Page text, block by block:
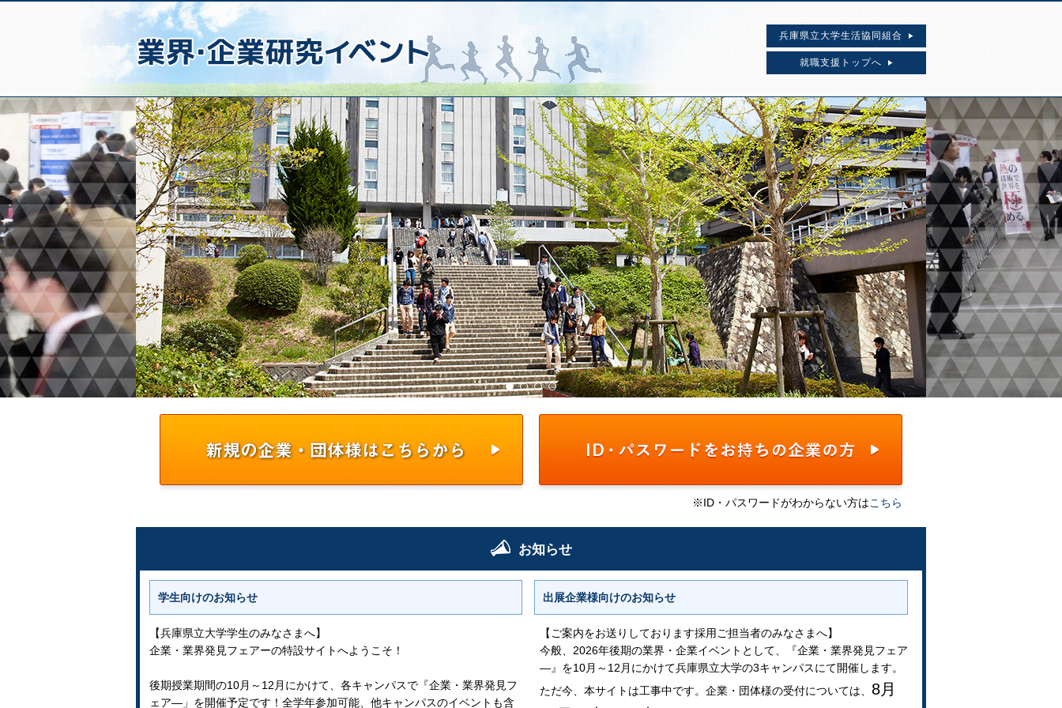
兵庫県立大学生活協同組合
就職支援トップへ
※ID・パスワードがわからない方はこちら
お知らせ
学生向けのお知らせ 出展企業様向けのお知らせ
【兵庫県立大学学生のみなさまへ】
企業・業界発見フェアーの特設サイトへようこそ！
後期授業期間の10月～12月にかけて、各キャンパスで『企業・業界発見フ
ェア―」を開催予定です！全学年参加可能、他キャンパスのイベントも含
【ご案内をお送りしております採用ご担当者のみなさまへ】
今般、2026年後期の業界・企業イベントとして、『企業・業界発見フェア
―』を10月～12月にかけて兵庫県立大学の3キャンパスにて開催します。
ただ今、本サイトは工事中です。企業・団体様の受付については、 8月